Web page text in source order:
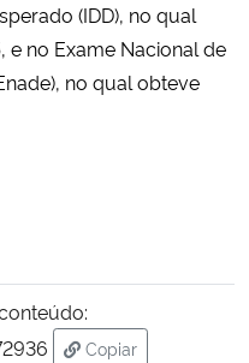
(IDD), no qual
no Exame Nacional de
no qual obteve
Copiar